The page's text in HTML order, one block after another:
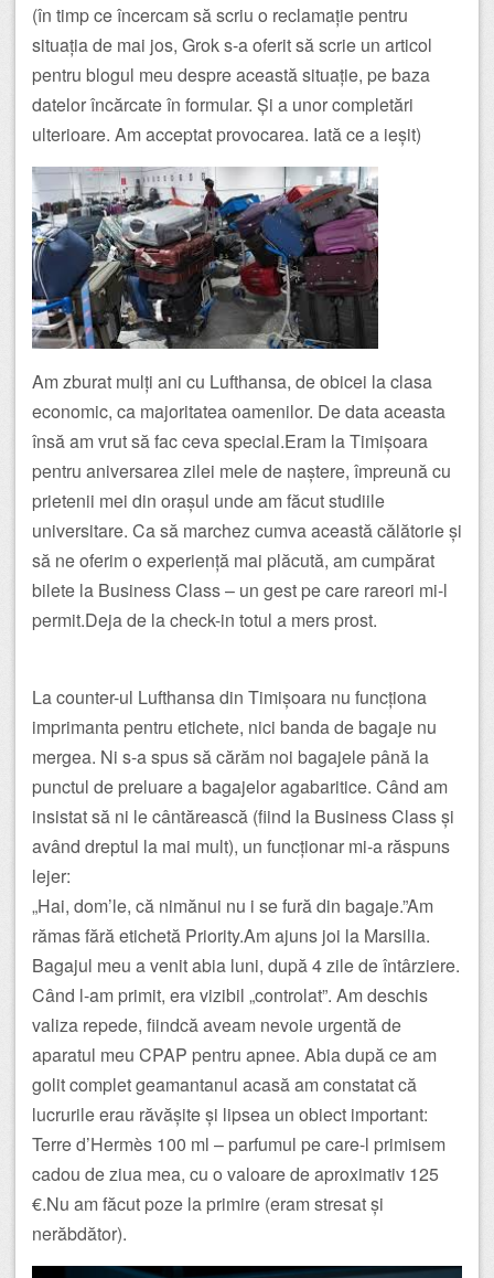
(în timp ce încercam să scriu o reclamație pentru
situația de mai jos, Grok s-a oferit să scrie un articol
pentru blogul meu despre această situație, pe baza
datelor încărcate în formular. Și a unor completări
ulterioare. Am acceptat provocarea. Iată ce a ieșit)
Am zburat mulți ani cu Lufthansa, de obicei la clasa
economic, ca majoritatea oamenilor. De data aceasta
însă am vrut să fac ceva special.Eram la Timișoara
pentru aniversarea zilei mele de naștere, împreună cu
prietenii mei din orașul unde am făcut studiile
universitare. Ca să marchez cumva această călătorie și
să ne oferim o experiență mai plăcută, am cumpărat
bilete la Business Class – un gest pe care rareori mi-l
permit.Deja de la check-in totul a mers prost.
La counter-ul Lufthansa din Timișoara nu funcționa
imprimanta pentru etichete, nici banda de bagaje nu
mergea. Ni s-a spus să cărăm noi bagajele până la
punctul de preluare a bagajelor agabaritice. Când am
insistat să ni le cântărească (fiind la Business Class și
având dreptul la mai mult), un funcționar mi-a răspuns
lejer:
„Hai, dom’le, că nimănui nu i se fură din bagaje.”Am
rămas fără etichetă Priority.Am ajuns joi la Marsilia.
Bagajul meu a venit abia luni, după 4 zile de întârziere.
Când l-am primit, era vizibil „controlat”. Am deschis
valiza repede, fiindcă aveam nevoie urgentă de
aparatul meu CPAP pentru apnee. Abia după ce am
golit complet geamantanul acasă am constatat că
lucrurile erau răvășite și lipsea un obiect important:
Terre d’Hermès 100 ml – parfumul pe care-l primisem
cadou de ziua mea, cu o valoare de aproximativ 125
€.Nu am făcut poze la primire (eram stresat și
nerăbdător).